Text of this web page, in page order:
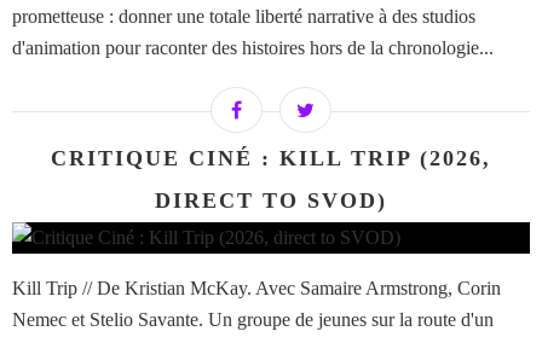
prometteuse : donner une totale liberté narrative à des studios
d'animation pour raconter des histoires hors de la chronologie...
CRITIQUE CINÉ : KILL TRIP (2026,
DIRECT TO SVOD)
Kill Trip // De Kristian McKay. Avec Samaire Armstrong, Corin
Nemec et Stelio Savante. Un groupe de jeunes sur la route d'un